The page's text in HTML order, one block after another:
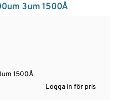
3um 1500Å
1500Å
Logga in för pris